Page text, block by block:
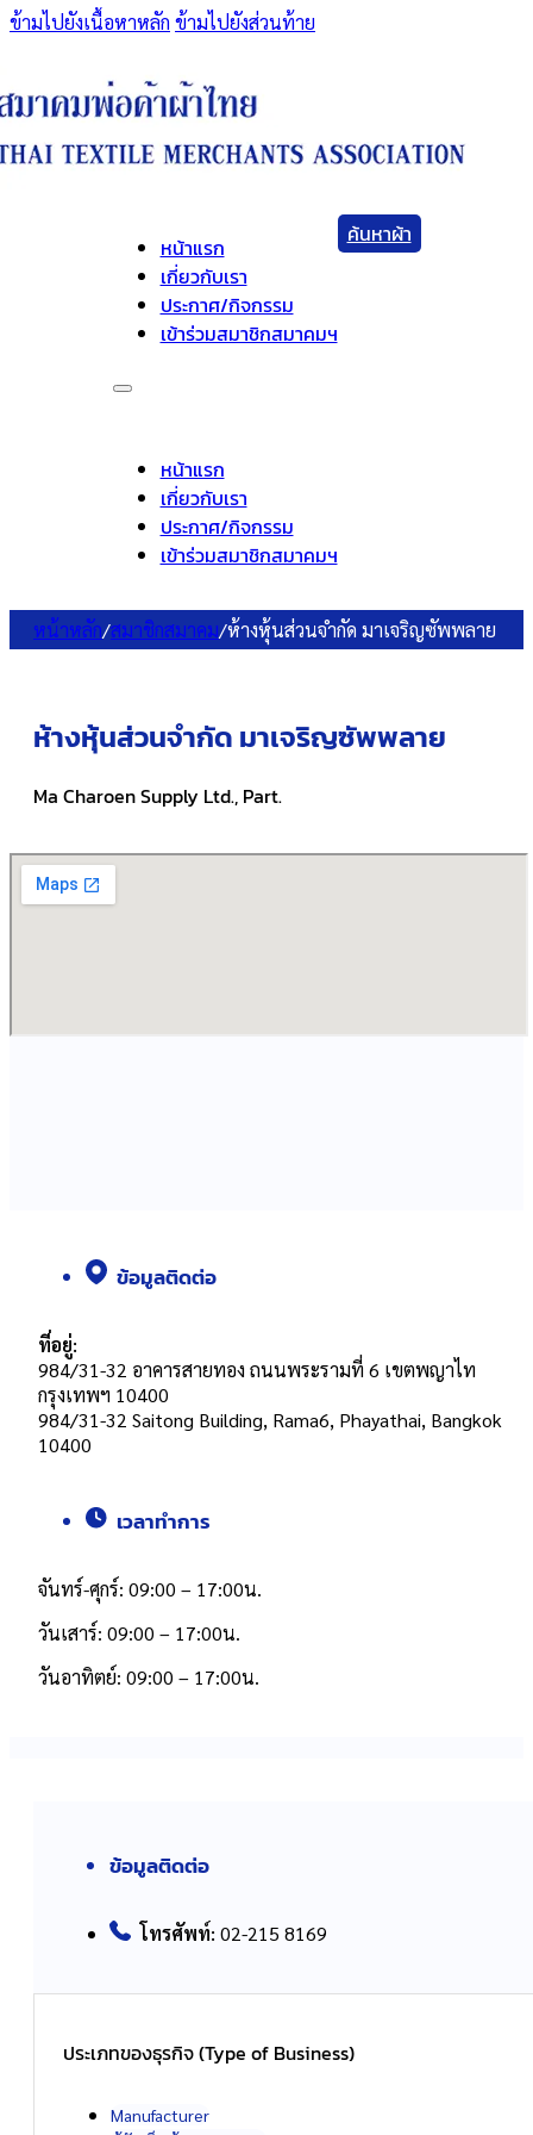
ข้ามไปยังเนื้อหาหลัก ข้ามไปยังส่วนท้าย
หน้าแรก
เกี่ยวกับเรา
ประกาศ/กิจกรรม
เข้าร่วมสมาชิกสมาคมฯ
หน้าแรก
เกี่ยวกับเรา
ประกาศ/กิจกรรม
เข้าร่วมสมาชิกสมาคมฯ
ค้นหาผ้า
หน้าหลัก/สมาชิกสมาคม/ห้างหุ้นส่วนจำกัด มาเจริญซัพพลาย
ห้างหุ้นส่วนจำกัด มาเจริญซัพพลาย
Ma Charoen Supply Ltd., Part.
ข้อมูลติดต่อ
ที่อยู่:
984/31-32 อาคารสายทอง ถนนพระรามที่ 6 เขตพญาไท
กรุงเทพฯ 10400
984/31-32 Saitong Building, Rama6, Phayathai, Bangkok
10400
เวลาทำการ
จันทร์-ศุกร์: 09:00 – 17:00น.
วันเสาร์: 09:00 – 17:00น.
วันอาทิตย์: 09:00 – 17:00น.
ข้อมูลติดต่อ
โทรศัพท์: 02-215 8169
ประเภทของธุรกิจ (Type of Business)
Manufacturer